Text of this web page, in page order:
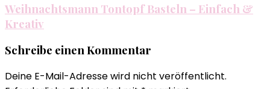
Weihnachtsmann Tontopf Basteln – Einfach &
Kreativ
Schreibe einen Kommentar
Deine E-Mail-Adresse wird nicht veröffentlicht.